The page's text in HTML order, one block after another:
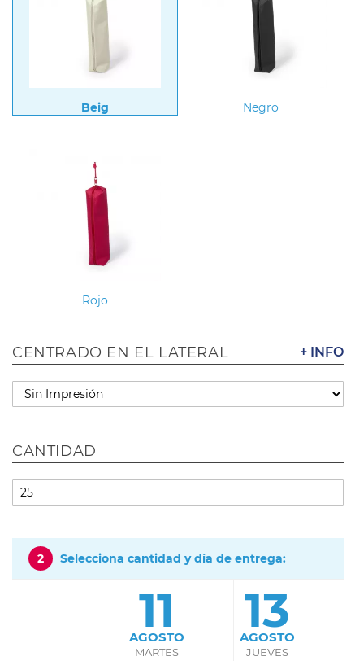
Beig Negro
Rojo
+ INFO
CENTRADO EN EL LATERAL
CANTIDAD
2 Selecciona cantidad y día de entrega:
11
AGOSTO
MARTES
13
AGOSTO
JUEVES